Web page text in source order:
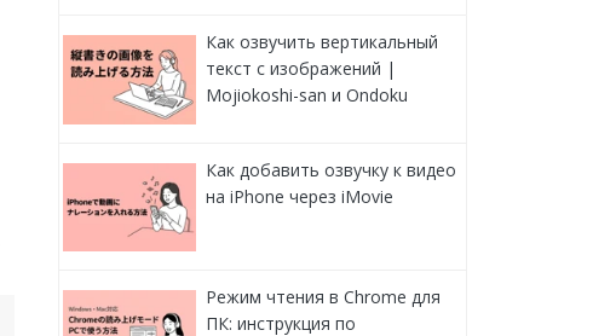
Как озвучить вертикальный
текст с изображений |
Mojiokoshi-san и Ondoku
Как добавить озвучку к видео
на iPhone через iMovie
Режим чтения в Chrome для
ПК: инструкция по